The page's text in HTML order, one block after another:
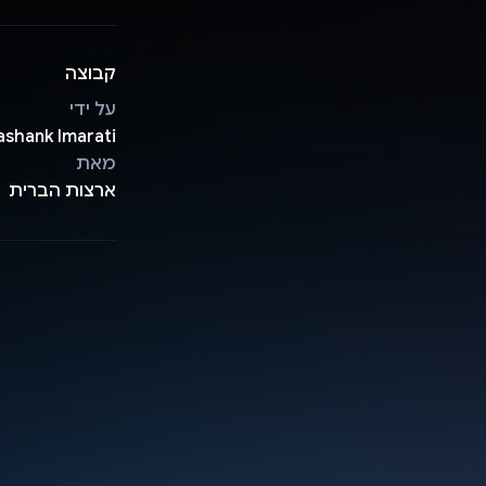
קבוצה
על ידי
Imarati
מאת
ארצות הברית